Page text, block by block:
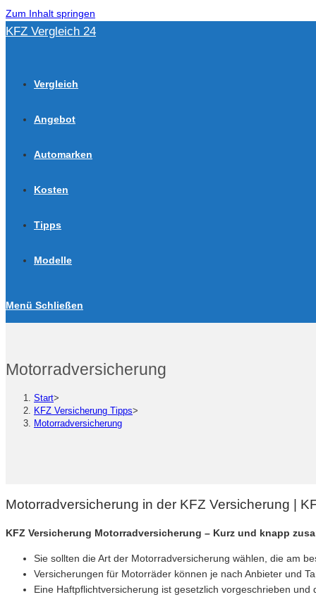
Zum Inhalt springen
KFZ Vergleich 24
Vergleich
Angebot
Automarken
Kosten
Tipps
Modelle
Menü Schließen
Motorradversicherung
Start>
KFZ Versicherung Tipps>
Motorradversicherung
Motorradversicherung in der KFZ Versicherung |
KFZ Versicherung Motorradversicherung – Kurz und knapp
Sie sollten die Art der Motorradversicherung wählen, die am
Versicherungen für Motorräder können je nach Anbieter und
Eine Haftpflichtversicherung ist gesetzlich vorgeschrieben